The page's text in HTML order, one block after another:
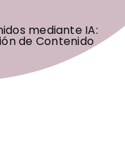
Blog
Tienda